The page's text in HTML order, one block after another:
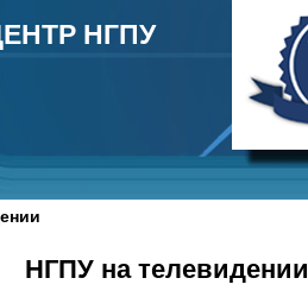
НГПУ
НГПУ
НГПУ на телевидении